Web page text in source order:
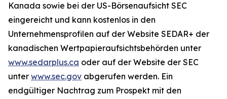
Kanada sowie bei der US-Börsenaufsicht SEC
eingereicht und kann kostenlos in den
Unternehmensprofilen auf der Website SEDAR+ der
kanadischen Wertpapieraufsichtsbehörden unter
www.sedarplus.ca oder auf der Website der SEC
unter www.sec.gov abgerufen werden. Ein
endgültiger Nachtrag zum Prospekt mit den